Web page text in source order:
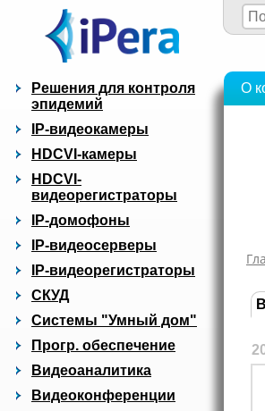
Решения для контроля
эпидемий
IP-видеокамеры
HDCVI-камеры
HDCVI-
видеорегистраторы
IP-домофоны
IP-видеосерверы
IP-видеорегистраторы
СКУД
Системы "Умный дом"
Прогр. обеспечение
Видеоаналитика
Видеоконференции
О